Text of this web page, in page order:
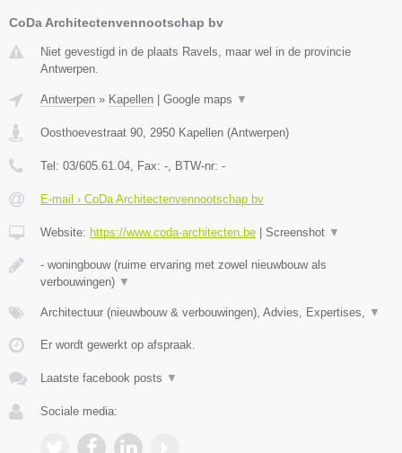
CoDa Architectenvennootschap bv
Niet gevestigd in de plaats Ravels, maar wel in de provincie
Antwerpen.
Antwerpen » Kapellen Google maps ▼
Oosthoevestraat 90, 2950 Kapellen (Antwerpen)
Tel: 03/605.61.04, Fax: -, BTW-nr: -
E-mail › CoDa Architectenvennootschap bv
Website: https://www.coda-architecten.be Screenshot ▼
- woningbouw (ruime ervaring met zowel nieuwbouw als
verbouwingen) ▼
Architectuur (nieuwbouw & verbouwingen), Advies, Expertises, ▼
Er wordt gewerkt op afspraak.
Laatste facebook posts ▼
Sociale media: